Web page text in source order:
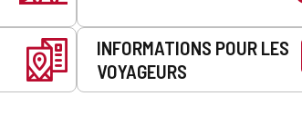
INFORMATIONS POUR LES
VOYAGEURS